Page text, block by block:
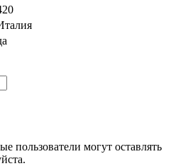
пользователи могут оставлять